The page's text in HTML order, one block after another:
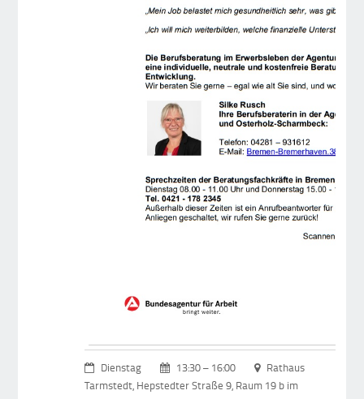
Dienstag 13:30 – 16:00
Rathaus
Tarmstedt, Hepstedter Straße 9, Raum 19 b im